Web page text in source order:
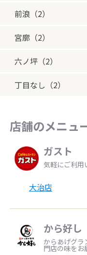
前浪（2）
宮廓（2）
六ノ坪（2）
丁目なし（2）
店舗のメニュ
ガスト
気軽にご利用
大治店
から好し
からあげグラ
門店の味をお